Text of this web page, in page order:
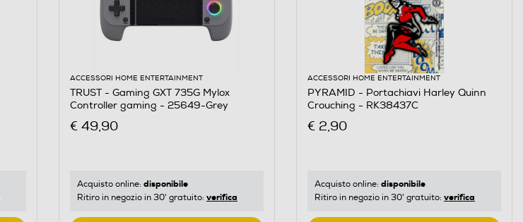
ACCESSORI HOME ENTERTAINMENT
TRUST - Gaming GXT 735G Mylox
Controller gaming - 25649-Grey
€ 49,90
Acquisto online: disponibile
Ritiro in negozio in 30' gratuito: verifica
ACCESSORI HOME ENTERTAINMENT
PYRAMID - Portachiavi Harley Quinn
Crouching - RK38437C
€ 2,90
Acquisto online: disponibile
Ritiro in negozio in 30' gratuito: verifica